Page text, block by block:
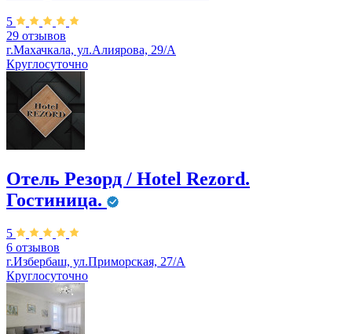
5
29 отзывов
г.Махачкала, ул.Алиярова, 29/А
Круглосуточно
Отель Резорд / Hotel Rezord.
Гостиница.
5
6 отзывов
г.Избербаш, ул.Приморская, 27/А
Круглосуточно